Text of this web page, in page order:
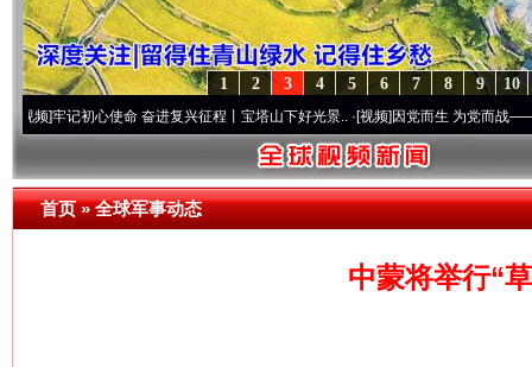
10
9
8
7
6
5
4
3
2
1
初心使命 奋进复兴征程丨宝塔山下好光景..·[视频]因党而生 为党而战——百年“纪”
首页»全球军事动态
中蒙将举行“